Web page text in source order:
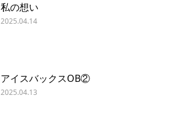
私の想い
2025.04.14
アイスバックスOB②
2025.04.13